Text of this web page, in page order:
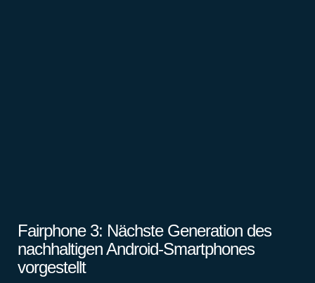
Fairphone 3: Nächste Generation des
nachhaltigen Android-Smartphones
vorgestellt